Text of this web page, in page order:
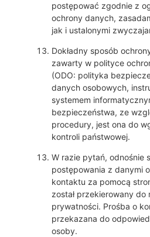
postępować zgodnie z
ochrony danych,
jak i ustalonymi
Dokładny sposób
zawarty w polityce
(ODO: polityka
danych osobowych,
systemem
bezpieczeństwa, ze
procedury, jest ona do
kontroli państwowej.
W razie pytań, odnośnie
postępowania z danymi
kontaktu za pomocą
został przekierowany do
prywatności. Prośba o
przekazana do
osoby.